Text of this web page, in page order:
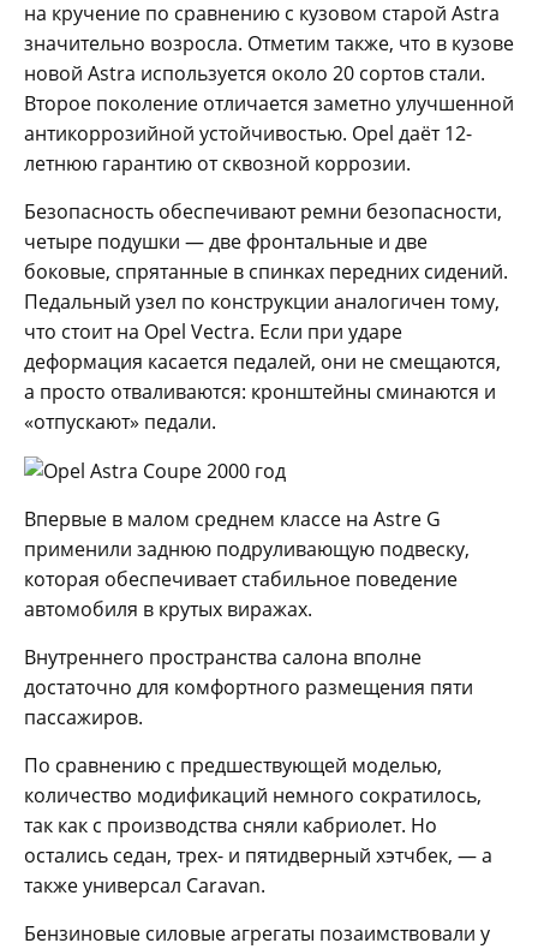
на кручение по сравнению с кузовом старой Astra
значительно возросла. Отметим также, что в кузове
новой Astra используется около 20 сортов стали.
Второе поколение отличается заметно улучшенной
антикоррозийной устойчивостью. Opel даёт 12-
летнюю гарантию от сквозной коррозии.
Безопасность обеспечивают ремни безопасности,
четыре подушки — две фронтальные и две
боковые, спрятанные в спинках передних сидений.
Педальный узел по конструкции аналогичен тому,
что стоит на Opel Vectra. Если при ударе
деформация касается педалей, они не смещаются,
а просто отваливаются: кронштейны сминаются и
«отпускают» педали.
Впервые в малом среднем классе на Astre G
применили заднюю подруливающую подвеску,
которая обеспечивает стабильное поведение
автомобиля в крутых виражах.
Внутреннего пространства салона вполне
достаточно для комфортного размещения пяти
пассажиров.
По сравнению с предшествующей моделью,
количество модификаций немного сократилось,
так как с производства сняли кабриолет. Но
остались седан, трех- и пятидверный хэтчбек, — а
также универсал Caravan.
Бензиновые силовые агрегаты позаимствовали у